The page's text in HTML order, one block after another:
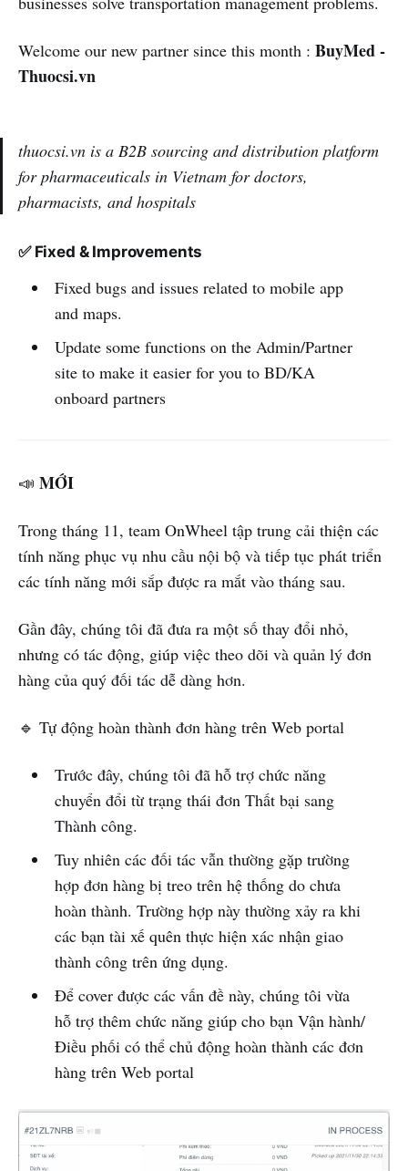
Welcome our new partner since this month : BuyMed -
Thuocsi.vn
thuocsi.vn is a B2B sourcing and distribution platform
for pharmaceuticals in Vietnam for doctors,
pharmacists, and hospitals
✅ Fixed & Improvements
Fixed bugs and issues related to mobile app
and maps.
Update some functions on the Admin/Partner
site to make it easier for you to BD/KA
onboard partners
📣 MỚI
Trong tháng 11, team OnWheel tập trung cải thiện các
tính năng phục vụ nhu cầu nội bộ và tiếp tục phát triển
các tính năng mới sắp được ra mắt vào tháng sau.
Gần đây, chúng tôi đã đưa ra một số thay đổi nhỏ,
nhưng có tác động, giúp việc theo dõi và quản lý đơn
hàng của quý đối tác dễ dàng hơn.
🔹 Tự động hoàn thành đơn hàng trên Web portal
Trước đây, chúng tôi đã hỗ trợ chức năng
chuyển đổi từ trạng thái đơn Thất bại sang
Thành công.
Tuy nhiên các đối tác vẫn thường gặp trường
hợp đơn hàng bị treo trên hệ thống do chưa
hoàn thành. Trường hợp này thường xảy ra khi
các bạn tài xế quên thực hiện xác nhận giao
thành công trên ứng dụng.
Để cover được các vấn đề này, chúng tôi vừa
hỗ trợ thêm chức năng giúp cho bạn Vận hành/
Điều phối có thể chủ động hoàn thành các đơn
hàng trên Web portal